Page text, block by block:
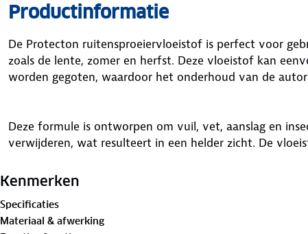
Productinformatie
De Protecton ruitensproeiervloeistof is perfect voor
zoals de lente, zomer en herfst. Deze vloeistof kan
worden gegoten, waardoor het onderhoud van de
Deze formule is ontworpen om vuil, vet, aanslag en
verwijderen, wat resulteert in een helder zicht. De
deze vloeistof niet geschikt is voor gebruik in de
Kenmerken
Specificaties
Materiaal & afwerking